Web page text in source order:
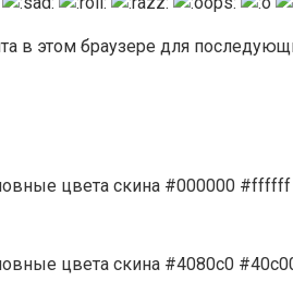
в этом браузере для
цвета скина #000000
цвета скина #4080c0